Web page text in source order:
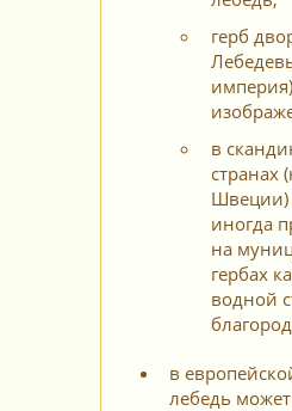
герб
в
странах
Швеции)
иногда
на
гербах
водной
в
лебедь